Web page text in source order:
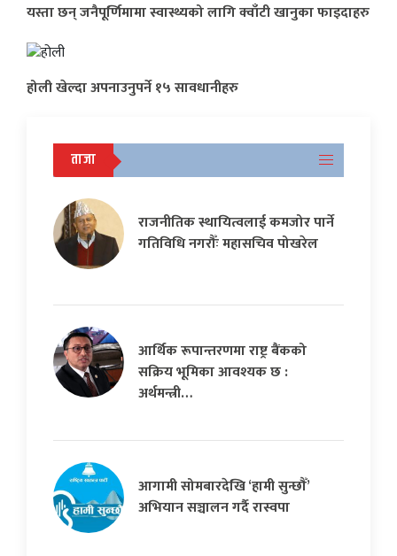
यस्ता छन् जनैपूर्णिमामा स्वास्थ्यको लागि क्वाँटी खानुका फाइदाहरु
होली खेल्दा अपनाउनुपर्ने १५ सावधानीहरु
ताजा
राजनीतिक स्थायित्वलाई कमजोर पार्ने
गतिविधि नगरौँः महासचिव पोखरेल
आर्थिक रूपान्तरणमा राष्ट्र बैंकको
सक्रिय भूमिका आवश्यक छ :
अर्थमन्त्री…
आगामी सोमबारदेखि ‘हामी सुन्छौँ’
अभियान सञ्चालन गर्दै रास्वपा